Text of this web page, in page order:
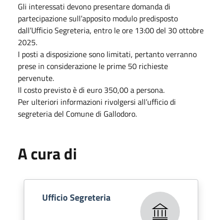
Gli interessati devono presentare domanda di
partecipazione sull’apposito modulo predisposto
dall’Ufficio Segreteria, entro le ore 13:00 del 30 ottobre
2025.
I posti a disposizione sono limitati, pertanto verranno
prese in considerazione le prime 50 richieste
pervenute.
Il costo previsto è di euro 350,00 a persona.
Per ulteriori informazioni rivolgersi all’ufficio di
segreteria del Comune di Gallodoro.
A cura di
Ufficio Segreteria